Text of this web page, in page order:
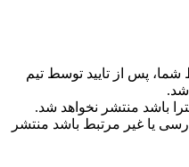
پس از تایید توسط تیم
باشد منتشر نخواهد شد.
یا غیر مرتبط باشد منتشر